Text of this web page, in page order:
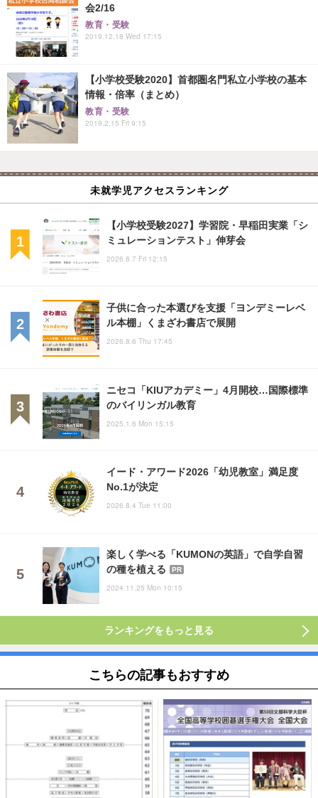
会2/16
教育・受験
2019.12.18 Wed 17:15
【小学校受験2020】首都圏名門私立小学校の基本
情報・倍率（まとめ）
教育・受験
2019.2.15 Fri 9:15
未就学児アクセスランキング
【小学校受験2027】学習院・早稲田実業「シ
ミュレーションテスト」伸芽会
2026.8.7 Fri 12:15
子供に合った本選びを支援「ヨンデミーレベ
ル本棚」くまざわ書店で展開
2026.8.6 Thu 17:45
ニセコ「KIUアカデミー」4月開校…国際標準
のバイリンガル教育
2025.1.6 Mon 15:15
イード・アワード2026「幼児教室」満足度
No.1が決定
2026.8.4 Tue 11:00
楽しく学べる「KUMONの英語」で自学自習
の種を植える
PR
2024.11.25 Mon 10:15
ランキングをもっと見る
こちらの記事もおすすめ